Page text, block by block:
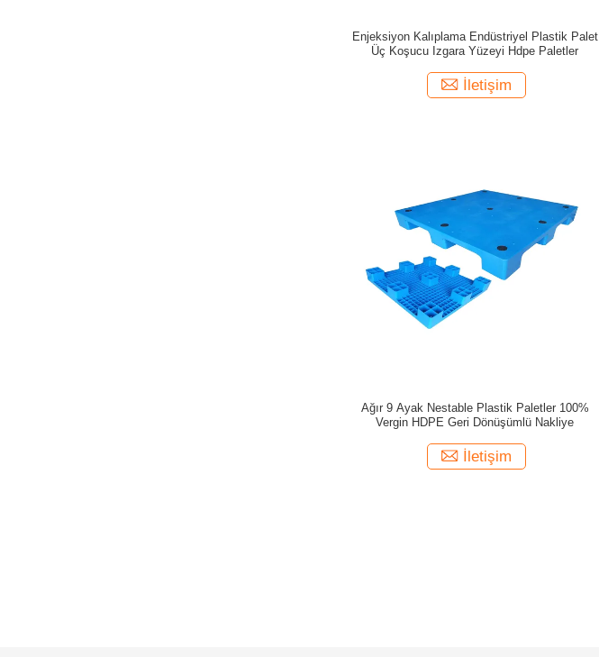
Enjeksiyon Kalıplama Endüstriyel Plastik Palet
Üç Koşucu Izgara Yüzeyi Hdpe Paletler
İletişim
Ağır 9 Ayak Nestable Plastik Paletler 100%
Vergin HDPE Geri Dönüşümlü Nakliye
İletişim